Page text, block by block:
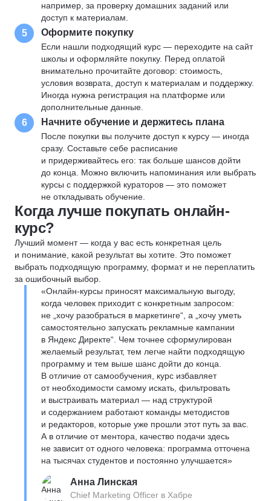
например, за проверку домашних заданий или
доступ к материалам.
5 Оформите покупку
Если нашли подходящий курс — переходите на сайт
школы и оформляйте покупку. Перед оплатой
внимательно прочитайте договор: стоимость,
условия возврата, доступ к материалам и поддержку.
Иногда нужна регистрация на платформе или
дополнительные данные.
6 Начните обучение и держитесь плана
После покупки вы получите доступ к курсу — иногда
сразу. Составьте себе расписание
и придерживайтесь его: так больше шансов дойти
до конца. Можно включить напоминания или выбрать
курсы с поддержкой кураторов — это поможет
не откладывать обучение.
Когда лучше покупать онлайн-
курс?
Лучший момент — когда у вас есть конкретная цель
и понимание, какой результат вы хотите. Это поможет
выбрать подходящую программу, формат и не переплатить
за ошибочный выбор.
«Онлайн-курсы приносят максимальную выгоду,
когда человек приходит с конкретным запросом:
не „хочу разобраться в маркетинге“, а „хочу уметь
самостоятельно запускать рекламные кампании
в Яндекс Директе“. Чем точнее сформулирован
желаемый результат, тем легче найти подходящую
программу и тем выше шанс дойти до конца.
В отличие от самообучения, курс избавляет
от необходимости самому искать, фильтровать
и выстраивать материал — над структурой
и содержанием работают команды методистов
и редакторов, которые уже прошли этот путь за вас.
А в отличие от ментора, качество подачи здесь
не зависит от одного человека: программа отточена
на тысячах студентов и постоянно улучшается»
Анна Линская
Chief Marketing Officer в Хабре